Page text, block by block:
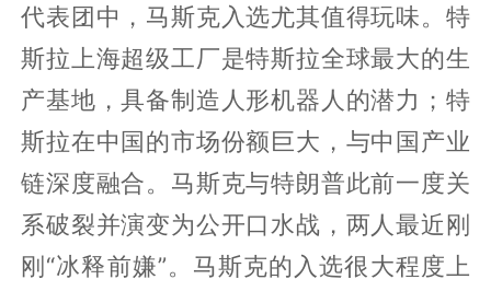
代表团中，马斯克入选尤其值得玩味。特
斯拉上海超级工厂是特斯拉全球最大的生
产基地，具备制造人形机器人的潜力；特
斯拉在中国的市场份额巨大，与中国产业
链深度融合。马斯克与特朗普此前一度关
系破裂并演变为公开口水战，两人最近刚
刚“冰释前嫌”。马斯克的入选很大程度上